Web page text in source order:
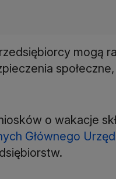
mogą
o wakacje
Głównego